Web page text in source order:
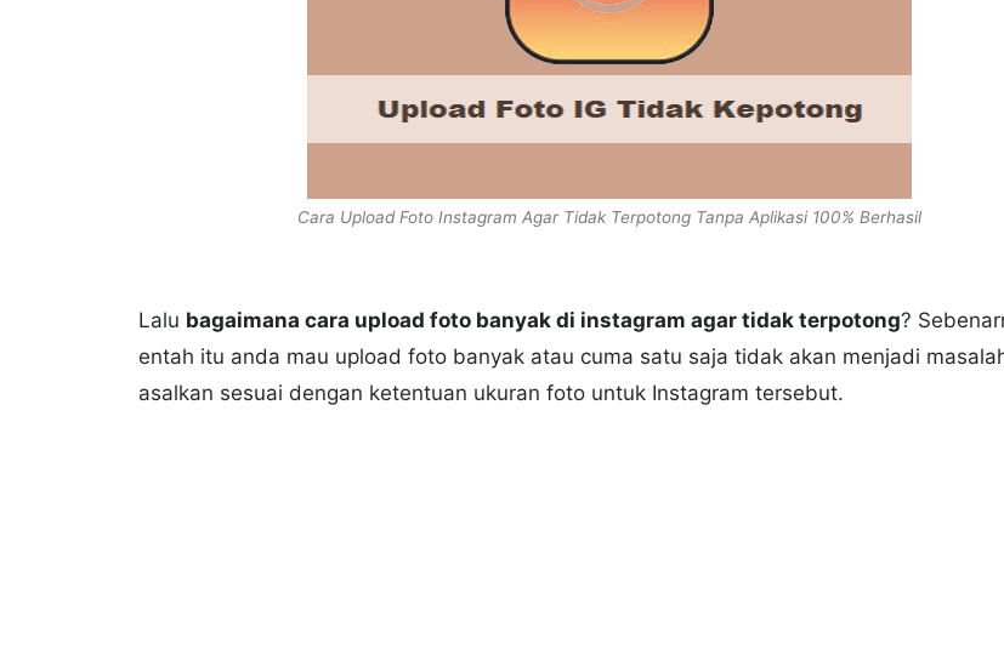
Cara Upload Foto Instagram Agar Tidak Terpotong Tanpa Aplikasi 100% Berhasil
Lalu bagaimana cara upload foto banyak di instagram agar tidak terpotong?
entah itu anda mau upload foto banyak atau cuma satu saja tidak akan menjadi
asalkan sesuai dengan ketentuan ukuran foto untuk Instagram tersebut.